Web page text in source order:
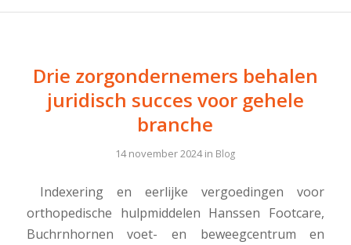
Drie zorgondernemers behalen
juridisch succes voor gehele
branche
14 november 2024in Blog
Indexering en eerlijke vergoedingen voor
orthopedische hulpmiddelen Hanssen Footcare,
Buchrnhornen voet- en beweegcentrum en